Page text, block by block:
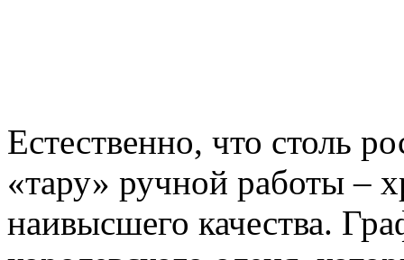
Естественно, что столь
«тару» ручной работы –
наивысшего качества.